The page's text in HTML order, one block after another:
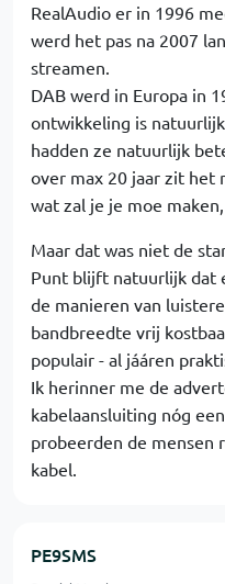
RealAudio er in 1996
werd het pas na 2007
streamen.
DAB werd in Europa in
ontwikkeling is
hadden ze natuurlijk
over max 20 jaar zit het
wat zal je je moe
Maar dat was niet de
Punt blijft natuurlijk dat
de manieren van
bandbreedte vrij
populair - al jááren
Ik herinner me de
kabelaansluiting nóg
probeerden de mensen
kabel.
PE9SMS